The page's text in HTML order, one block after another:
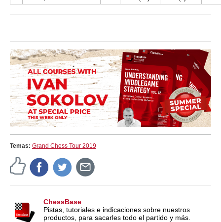
Temas: Grand Chess Tour 2019
ChessBase
Pistas, tutoriales e indicaciones sobre nuestros
productos, para sacarles todo el partido y más.